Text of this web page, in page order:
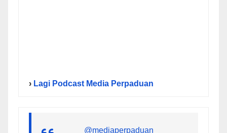
› Lagi Podcast Media Perpaduan
@mediaperpaduan_